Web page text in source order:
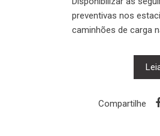
preventivas nos
caminhões de carga
Compartilhe